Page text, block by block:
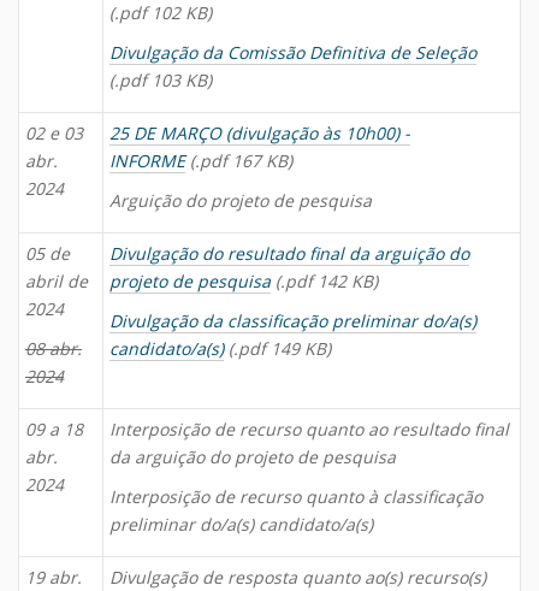
(.pdf 102 KB)
Divulgação da Comissão Definitiva de Seleção
(.pdf 103 KB)
02 e 03
abr.
2024
25 DE MARÇO (divulgação às 10h00) -
INFORME(.pdf 167 KB)
Arguição do projeto de pesquisa
05 de
abril de
2024
08 abr.
2024
Divulgação do resultado final da arguição do
projeto de pesquisa (.pdf 142 KB)
Divulgação da classificação preliminar do/a(s)
candidato/a(s)(.pdf 149 KB)
09 a 18
abr.
2024
Interposição de recurso quanto ao resultado final
da arguição do projeto de pesquisa
Interposição de recurso quanto à classificação
preliminar do/a(s) candidato/a(s)
19 abr.
Divulgação de resposta quanto ao(s) recurso(s)